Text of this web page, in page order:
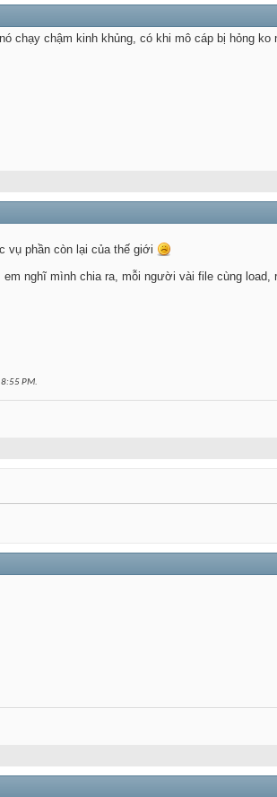
chạy chậm kinh khủng, có khi mô cáp bị hỏng ko
vụ phần còn lại của thế giới
nghĩ mình chia ra, mỗi người vài file cùng
PM.